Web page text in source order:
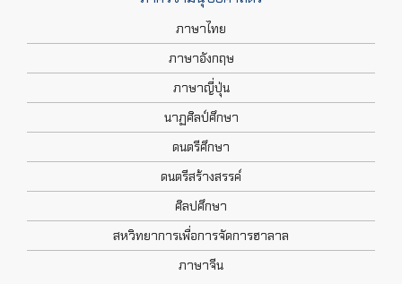
ภาษาไทย
ภาษาอังกฤษ
ภาษาญี่ปุ่น
นาฏศิลป์ศึกษา
ดนตรีศึกษา
ดนตรีสร้างสรรค์
ศิลปศึกษา
สหวิทยาการเพื่อการจัดการฮาลาล
ภาษาจีน